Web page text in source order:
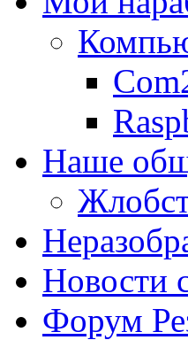
Наше
Новости
Форум